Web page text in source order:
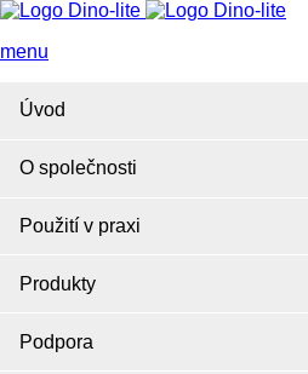
menu
Úvod
O společnosti
Použití v praxi
Produkty
Podpora